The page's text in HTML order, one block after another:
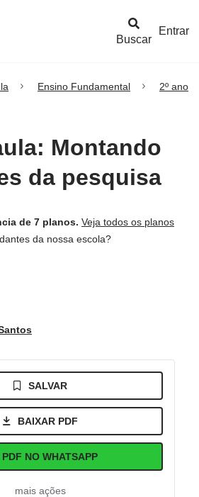
Buscar
Entrar
Ensino Fundamental 2º ano
Montando
da pesquisa
de 7 planos. Veja todos os planos
da nossa escola?
SALVAR
BAIXAR PDF
PDF NO WHATSAPP
mais ações